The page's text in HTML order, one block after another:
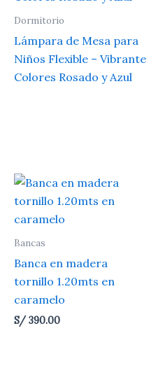
Dormitorio
Lámpara de Mesa para
Niños Flexible – Vibrante
Colores Rosado y Azul
Bancas
Banca en madera
tornillo 1.20mts en
caramelo
S/390.00